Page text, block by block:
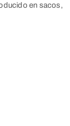
en sacos,